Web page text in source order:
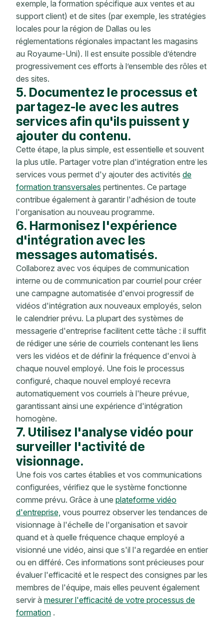
exemple, la formation spécifique aux ventes et au
support client) et de sites (par exemple, les stratégies
locales pour la région de Dallas ou les
réglementations régionales impactant les magasins
au Royaume-Uni). Il est ensuite possible d’étendre
progressivement ces efforts à l’ensemble des rôles et
des sites.
5. Documentez le processus et
partagez-le avec les autres
services afin qu'ils puissent y
ajouter du contenu.
Cette étape, la plus simple, est essentielle et souvent
la plus utile. Partager votre plan d'intégration entre les
services vous permet d'y ajouter des activités de
formation transversales pertinentes. Ce partage
contribue également à garantir l'adhésion de toute
l'organisation au nouveau programme.
6. Harmonisez l'expérience
d'intégration avec les
messages automatisés.
Collaborez avec vos équipes de communication
interne ou de communication par courriel pour créer
une campagne automatisée d'envoi progressif de
vidéos d'intégration aux nouveaux employés, selon
le calendrier prévu. La plupart des systèmes de
messagerie d'entreprise facilitent cette tâche : il suffit
de rédiger une série de courriels contenant les liens
vers les vidéos et de définir la fréquence d'envoi à
chaque nouvel employé. Une fois le processus
configuré, chaque nouvel employé recevra
automatiquement vos courriels à l'heure prévue,
garantissant ainsi une expérience d'intégration
homogène.
7. Utilisez l'analyse vidéo pour
surveiller l'activité de
visionnage.
Une fois vos cartes établies et vos communications
configurées, vérifiez que le système fonctionne
comme prévu. Grâce à une plateforme vidéo
d'entreprise, vous pourrez observer les tendances de
visionnage à l'échelle de l'organisation et savoir
quand et à quelle fréquence chaque employé a
visionné une vidéo, ainsi que s'il l'a regardée en entier
ou en différé. Ces informations sont précieuses pour
évaluer l'efficacité et le respect des consignes par les
membres de l'équipe, mais elles peuvent également
servir à mesurer l'efficacité de votre processus de
formation .